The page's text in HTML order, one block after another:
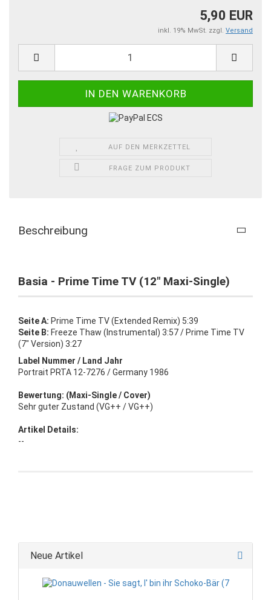
5,90 EUR
inkl. 19% MwSt. zzgl. Versand
AUF DEN MERKZETTEL
FRAGE ZUM PRODUKT
Beschreibung
Basia - Prime Time TV (12" Maxi-Single)
Seite A: Prime Time TV (Extended Remix) 5:39
Seite B: Freeze Thaw (Instrumental) 3:57 / Prime Time TV
(7" Version) 3:27
Label Nummer / Land Jahr
Portrait PRTA 12-7276 / Germany 1986
Bewertung: (Maxi-Single / Cover)
Sehr guter Zustand (VG++ / VG++)
Artikel Details:
--
Neue Artikel